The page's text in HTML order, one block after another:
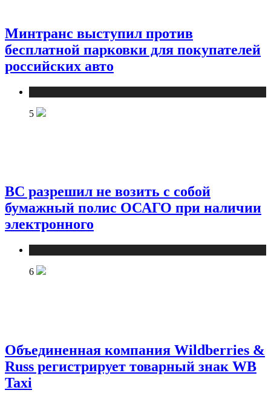
Минтранс выступил против
бесплатной парковки для покупателей
российских авто
5
ВС разрешил не возить с собой
бумажный полис ОСАГО при наличии
электронного
6
Объединенная компания Wildberries &
Russ регистрирует товарный знак WB
Taxi